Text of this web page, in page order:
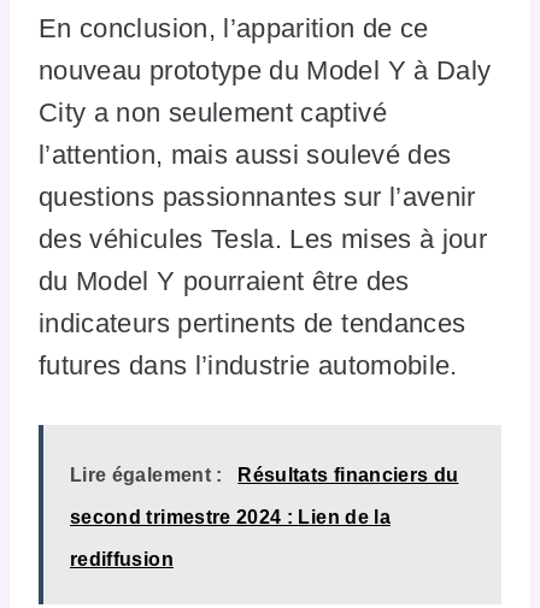
En conclusion, l’apparition de ce
nouveau prototype du Model Y à Daly
City a non seulement captivé
l’attention, mais aussi soulevé des
questions passionnantes sur l’avenir
des véhicules Tesla. Les mises à jour
du Model Y pourraient être des
indicateurs pertinents de tendances
futures dans l’industrie automobile.
Lire également : Résultats financiers du
second trimestre 2024 : Lien de la
rediffusion